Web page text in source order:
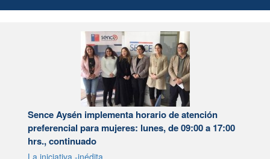
Sence Aysén implementa horario de atención
preferencial para mujeres: lunes, de 09:00 a 17:00
hrs., continuado
La iniciativa -inédita...